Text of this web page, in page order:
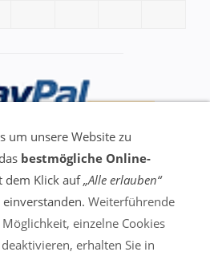
WIDERRUFEN
um unsere Website zu
bestmögliche Online-
dem Klick auf„Alle erlauben“
Weiterführende
einzelne Cookies
erhalten Sie in